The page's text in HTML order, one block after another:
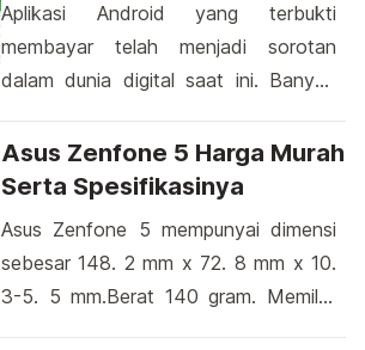
Dual SIM. Tekhnologi dual SIM ini
untuk mempermudah pengguna dalam
berkomunikasi kepada orang lain,
produksi sebelumnya seperti HTC
Desire 616 yang menggunakan […]
Aplikasi Android yang terbukti
membayar telah menjadi sorotan
dalam dunia digital saat ini. Banyak
untuk menghasilkan uang tambahan,
dan aplikasi ini menawarkan solusi
aplikasi yang tersedia, mungkin Anda
sebenarnya dapat diandalkan.
Asus Zenfone 5 Harga Murah
Serta Spesifikasinya
Asus Zenfone 5 mempunyai dimensi
sebesar 148. 2 mm x 72. 8 mm x 10.
3-5. 5 mm.Berat 140 gram. Memiliki